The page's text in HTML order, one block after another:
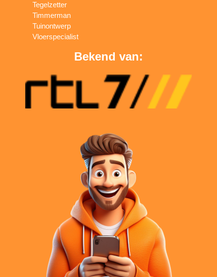
Tegelzetter
Timmerman
Tuinontwerp
Vloerspecialist
Bekend van: